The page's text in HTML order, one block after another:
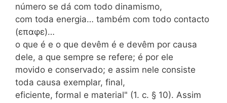
número se dá com todo dinamismo,
com toda energia… também com todo contacto
(επαφε)…
o que é e o que devêm é e devêm por causa
dele, a que sempre se refere; é por ele
movido e conservado; e assim nele consiste
toda causa exemplar, final,
eficiente, formal e material" (1. c. § 10). Assim